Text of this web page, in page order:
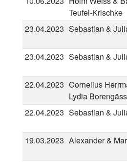
Teufel-Krischke
23.04.2023 Sebastian &
23.04.2023 Sebastian &
22.04.2023 Cornelius
Lydia
22.04.2023 Sebastian &
19.03.2023 Alexander &